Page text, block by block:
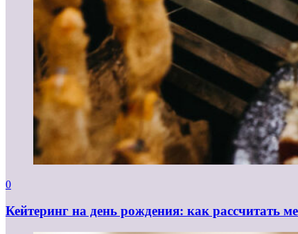
0
Кейтеринг на день рождения: как рассчитать